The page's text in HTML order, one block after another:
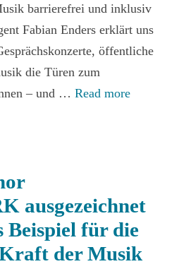
barrierefrei und inklusiv
Fabian Enders erklärt uns
öffentliche
die Türen zum
– und … Read more
ausgezeichnet
Beispiel für die
der Musik